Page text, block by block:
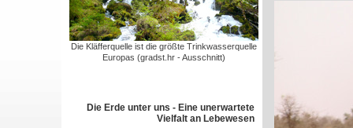
Die Kläfferquelle ist die größte Trinkwasserquelle
Europas (gradst.hr - Ausschnitt)
Die Erde unter uns - Eine unerwartete
Vielfalt an Lebewesen